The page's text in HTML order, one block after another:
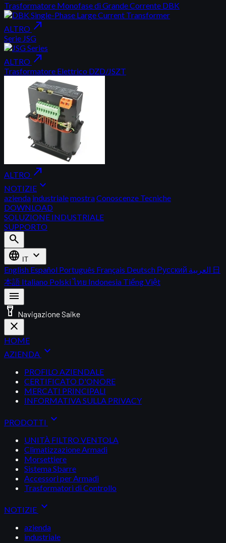
Trasformatore Monofase di Grande Corrente DBK
ALTRO north_east
Serie JSG
ALTRO north_east
Trasformatore Elettrico DZD/JSZT
ALTRO north_east
NOTIZIE expand_more
azienda industrialemostraConoscenze Tecniche
DOWNLOAD
SOLUZIONE INDUSTRIALE
SUPPORTO
search
language
IT expand_more
English Español Português Français Deutsch Русский
日
本語 Italiano Polskiไทย Indonesia Tiếng Việt
menu
flashlight_on Navigazione Saike
close
HOME
AZIENDA expand_more
PROFILO AZIENDALE
CERTIFICATO D'ONORE
MERCATI PRINCIPALI
INFORMATIVA SULLA PRIVACY
PRODOTTI expand_more
UNITÀ FILTRO VENTOLA
Climatizzazione Armadi
Morsettiere
Sistema Sbarre
Accessori per Armadi
Trasformatori di Controllo
NOTIZIE expand_more
azienda
industriale